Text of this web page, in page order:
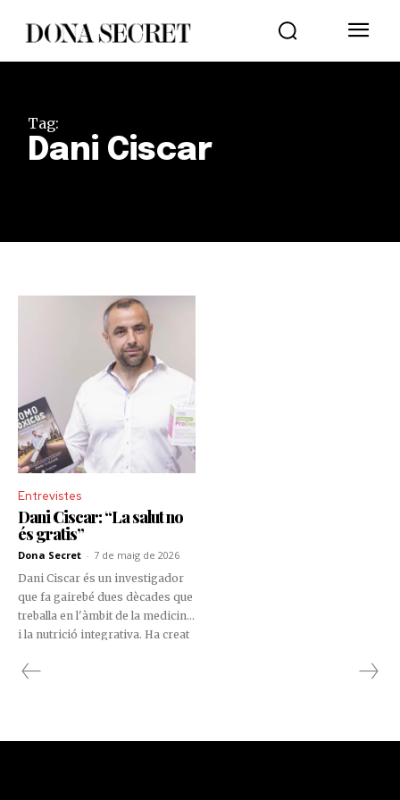
Tag:
Dani Ciscar
Entrevistes
Dani Ciscar: “La salut no
és gratis”
Dona Secret - 7 de maig de 2026
Dani Ciscar és un investigador
que fa gairebé dues dècades que
treballa en l'àmbit de la medicina
i la nutrició integrativa. Ha creat
una disciplina basada en